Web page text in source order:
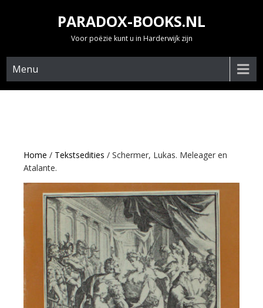
PARADOX-BOOKS.NL
Voor poëzie kunt u in Harderwijk zijn
Menu
Home / Tekstsedities / Schermer, Lukas. Meleager en
Atalante.